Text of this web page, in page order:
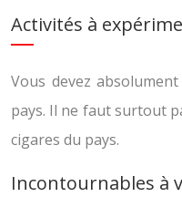
Activités à
Vous devez
pays. Il ne faut surtout
cigares du pays.
Incontournables à